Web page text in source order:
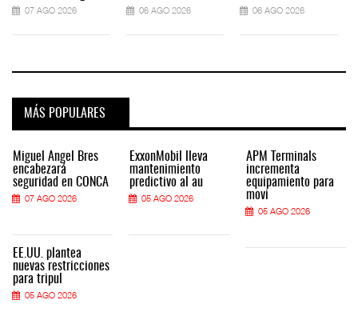
07 AGO 2026 06 AGO 2026 06 AGO 2026
MÁS POPULARES
Miguel Ángel Bres
encabezará
seguridad en CONCA
07 AGO 2026
EE.UU. plantea
nuevas restricciones
para tripul
05 AGO 2026
ExxonMobil lleva
mantenimiento
predictivo al au
05 AGO 2026
APM Terminals
incrementa
equipamiento para
movi
05 AGO 2026